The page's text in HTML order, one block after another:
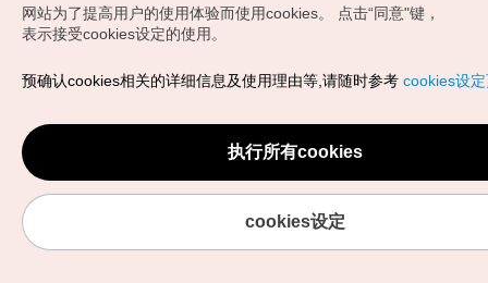
Copyrights (c) 韩国旅游发展局版权所有
VISITKOREA官方邮箱
chnsim@knto.or.kr
网站为了提高用户的使用体验而使用cookies。
点击“同意"键，
表示接受cookies设定的使用。
预确认cookies相关的详细信息及使用理由等,请随时参考 cookies设
执行所有cookies
cookies设定